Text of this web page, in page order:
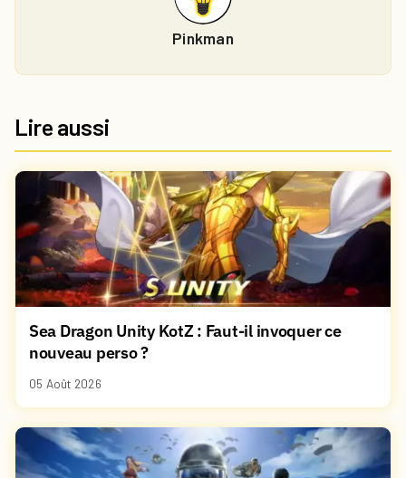
Pinkman
Lire aussi
Sea Dragon Unity KotZ : Faut-il invoquer ce
nouveau perso ?
05 Août 2026